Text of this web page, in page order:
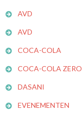
AVD
AVD
COCA-COLA
COCA-COLA ZERO
DASANI
EVENEMENTEN